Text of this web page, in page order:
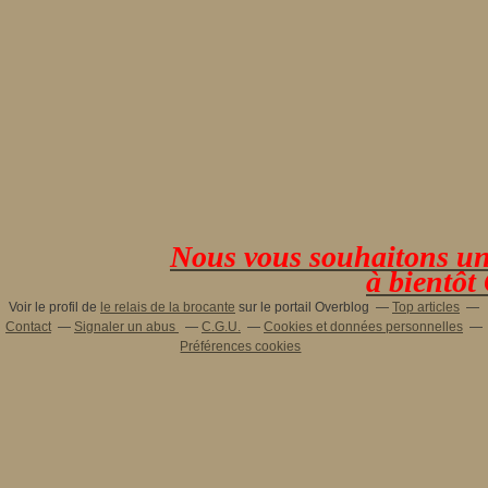
Nous vous souhaitons
à bientôt
Voir le profil de le relais de la brocante sur le portail Overblog
Top articles
Contact
Signaler un abus C.G.U.
Cookies et données personnelles
Préférences cookies